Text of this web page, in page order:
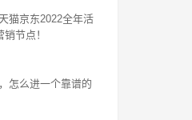
猫京东2022全年活
节点！
怎么进一个靠谱的